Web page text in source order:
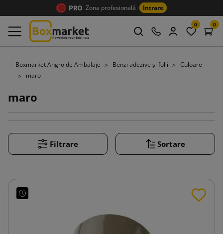
Zona profesională Intrare
0 0
Boxmarket Angro de Ambalaje Benzi adezive și folii
Culoare
maro
maro
Filtrare Sortare